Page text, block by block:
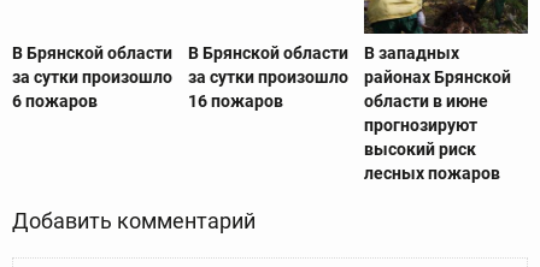
В Брянской области
за сутки произошло
6 пожаров
В Брянской области
за сутки произошло
16 пожаров
В западных
районах Брянской
области в июне
прогнозируют
высокий риск
лесных пожаров
Добавить комментарий